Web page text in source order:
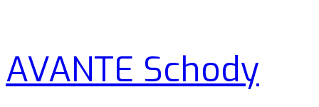
AVANTE Schody